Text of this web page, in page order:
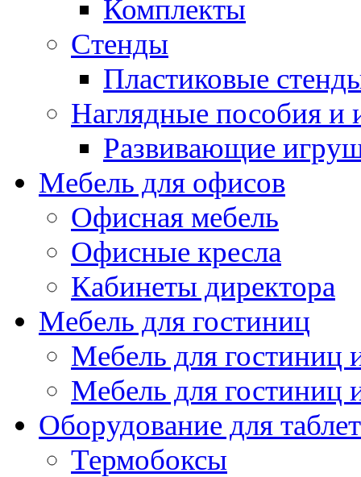
Комплекты
Стенды
Пластиковые
Наглядные пособия и
Развивающие
Мебель для офисов
Офисная мебель
Офисные кресла
Кабинеты директора
Мебель для гостиниц
Мебель для
Мебель для гостиниц
Оборудование для
Термобоксы